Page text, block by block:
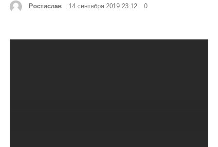
Ростислав 14 сентября 2019 23:12 0